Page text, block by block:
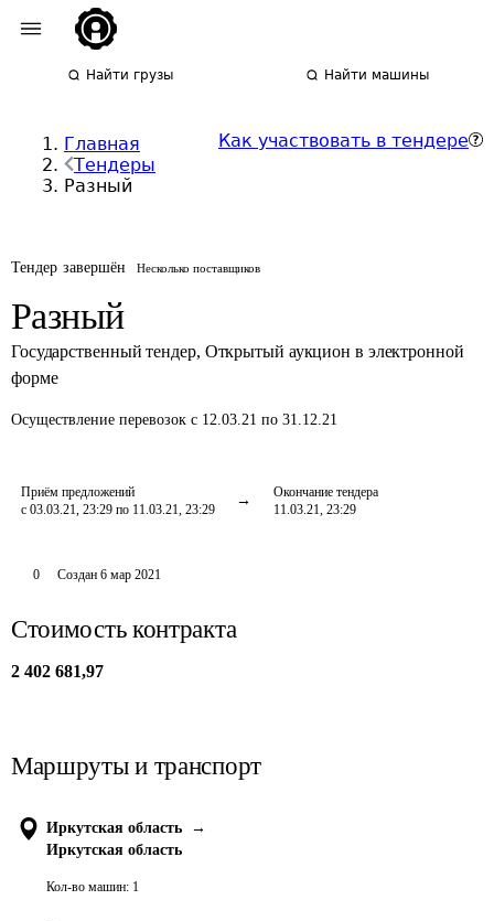
Найти грузы Найти машины
Главная
Тендеры
Разный
Как участвовать в тендере
Тендер завершён Несколько поставщиков
Разный
Государственный тендер, Открытый аукцион в электронной
форме
Осуществление перевозок с 12.03.21 по 31.12.21
Приём предложений
с 03.03.21, 23:29 по 11.03.21, 23:29
Окончание тендера
11.03.21, 23:29
0 Создан 6 мар 2021
Стоимость контракта
2 402 681,97
Маршруты и транспорт
Иркутская область
→
Иркутская область
Кол-во машин: 1